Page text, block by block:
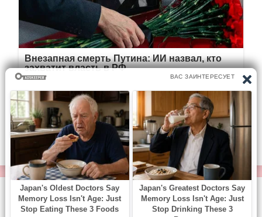
© https://vse-knigi.org